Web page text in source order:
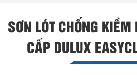
SƠN LÓT CHỐNG KIỀM
CẤP DULUX